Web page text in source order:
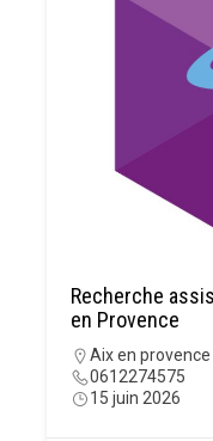
Recherche
en Provence
Aix en provence
0612274575
15 juin 2026